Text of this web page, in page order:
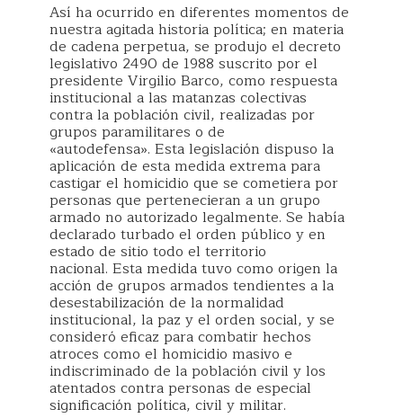
Así ha ocurrido en diferentes momentos de
nuestra agitada historia política; en materia
de cadena perpetua, se produjo el decreto
legislativo 2490 de 1988 suscrito por el
presidente Virgilio Barco, como respuesta
institucional a las matanzas colectivas
contra la población civil, realizadas por
grupos paramilitares o de
«autodefensa». Esta legislación dispuso la
aplicación de esta medida extrema para
castigar el homicidio que se cometiera por
personas que pertenecieran a un grupo
armado no autorizado legalmente. Se había
declarado turbado el orden público y en
estado de sitio todo el territorio
nacional. Esta medida tuvo como origen la
acción de grupos armados tendientes a la
desestabilización de la normalidad
institucional, la paz y el orden social, y se
consideró eficaz para combatir hechos
atroces como el homicidio masivo e
indiscriminado de la población civil y los
atentados contra personas de especial
significación política, civil y militar.